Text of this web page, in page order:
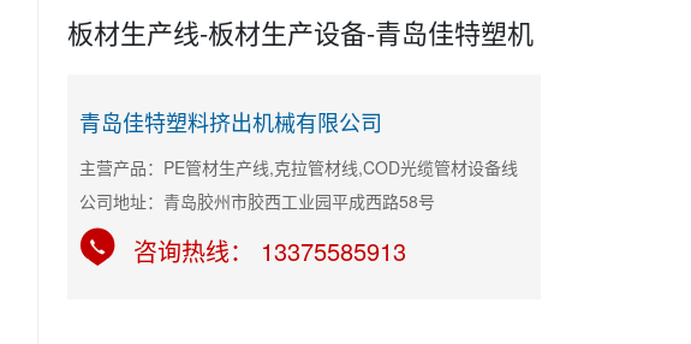
板材生产线-板材生产设备-青岛佳特塑机
青岛佳特塑料挤出机械有限公司
主营产品：PE管材生产线,克拉管材线,COD光缆管材设备线
公司地址：青岛胶州市胶西工业园平成西路58号
咨询热线： 13375585913